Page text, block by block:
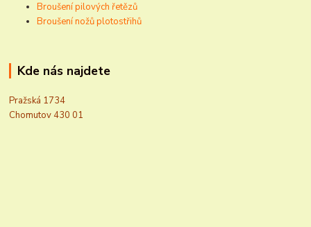
Broušení pilových řetězů
Broušení nožů plotostřihů
Kde nás najdete
Pražská 1734
Chomutov 430 01